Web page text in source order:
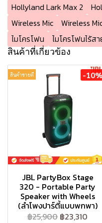
Hollyland Lark Max 2
Wireless Mic
Wireless
ไมโครโฟน
ไมโครโฟนไร้สา
สินค้าที่เกี่ยวข้อง
สินค้าขายดี -10%
JBL PartyBox Stage
320 - Portable Party
Speaker with Wheels
(ลำโพงปาร์ตี้แบบพกพา)
฿25,900 ฿23,310